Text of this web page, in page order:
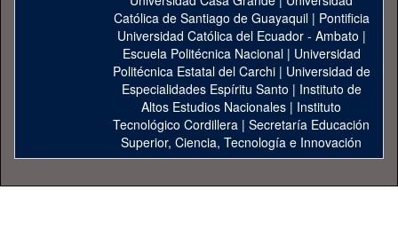
Católica de Santiago de Guayaquil| Pontificia
Universidad Católica del Ecuador - Ambato |
Escuela Politécnica Nacional| Universidad
Politécnica Estatal del Carchi| Universidad de
Especialidades Espíritu Santo | Instituto de
Altos Estudios Nacionales | Instituto
Tecnológico Cordillera | Secretaría Educación
Superior, Ciencia, Tecnología e Innovación